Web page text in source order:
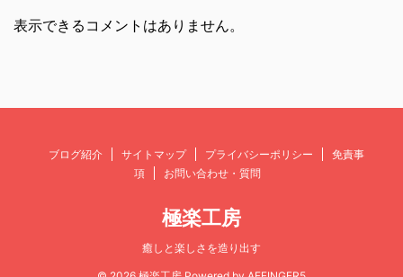
表示できるコメントはありません。
ブログ紹介 サイトマップ プライバシーポリシー
免責事
項
お問い合わせ・質問
極楽工房
癒しと楽しさを造り出す